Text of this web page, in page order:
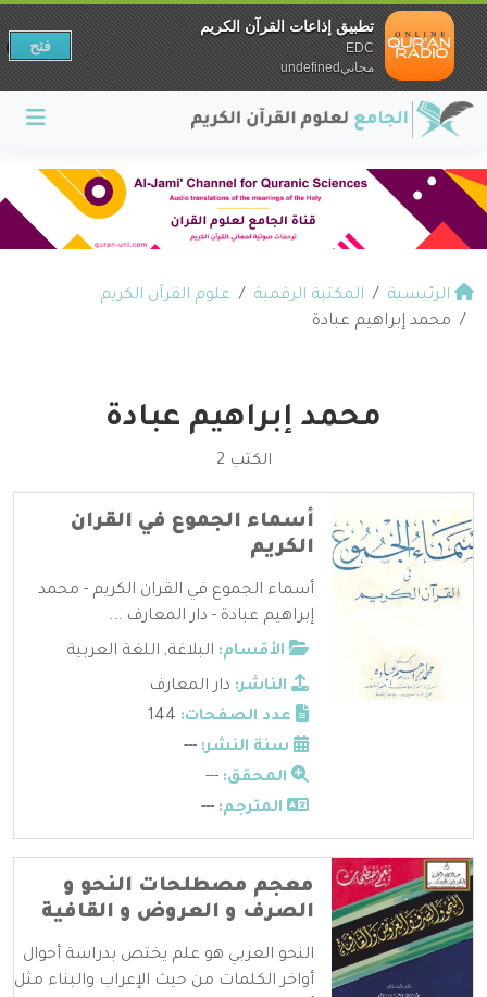
الرئيسية المكتبة الرقمية
علوم القرآن الكريم
محمد إبراهيم عبادة
محمد إبراهيم عبادة
الكتب 2
أسماء الجموع في القران
الكريم
أسماء الجموع في القران الكريم - محمد
إبراهيم عبادة - دار المعارف ...
الأقسام: البلاغة, اللغة العربية
الناشر: دار المعارف
عدد الصفحات:
سنة النشر: ---
المحقق: ---
المترجم: ---
معجم مصطلحات النحو و
الصرف و العروض و القافية
النحو العربي هو علم يختص بدراسة أحوال
أواخر الكلمات من حيث الإعراب والبناء مثل
تطبيق إذاعات القرآن الكريم
EDC
مجانيundefined
فتح